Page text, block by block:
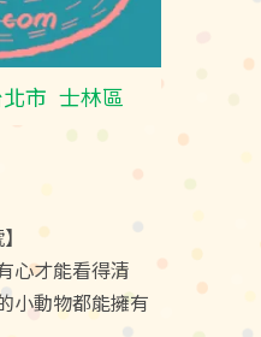
市 士林區
心才能看得清
小動物都能擁有